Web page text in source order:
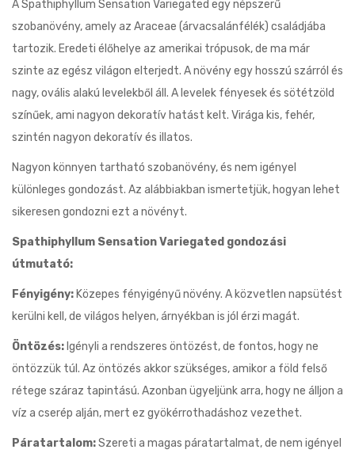
A Spathiphyllum Sensation Variegated egy népszerű
szobanövény, amely az Araceae (árvacsalánfélék) családjába
tartozik. Eredeti élőhelye az amerikai trópusok, de ma már
szinte az egész világon elterjedt. A növény egy hosszú szárról és
nagy, ovális alakú levelekből áll. A levelek fényesek és sötétzöld
színűek, ami nagyon dekoratív hatást kelt. Virága kis, fehér,
szintén nagyon dekoratív és illatos.
Nagyon könnyen tartható szobanövény, és nem igényel
különleges gondozást. Az alábbiakban ismertetjük, hogyan lehet
sikeresen gondozni ezt a növényt.
Spathiphyllum Sensation Variegated gondozási
útmutató:
Fényigény: Közepes fényigényű növény. A közvetlen napsütést
kerülni kell, de világos helyen, árnyékban is jól érzi magát.
Öntözés: Igényli a rendszeres öntözést, de fontos, hogy ne
öntözzük túl. Az öntözés akkor szükséges, amikor a föld felső
rétege száraz tapintású. Azonban ügyeljünk arra, hogy ne álljon a
víz a cserép alján, mert ez gyökérrothadáshoz vezethet.
Páratartalom:Szereti a magas páratartalmat, de nem igényel